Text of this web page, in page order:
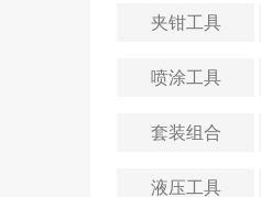
夹钳工具
喷涂工具
套装组合
液压工具